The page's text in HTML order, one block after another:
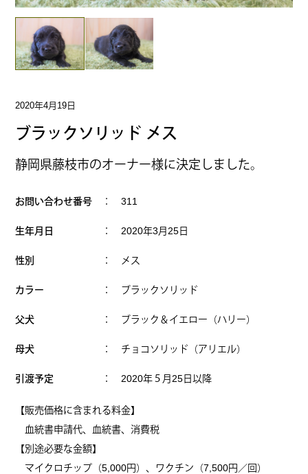
2020年4月19日
ブラックソリッド メス
静岡県藤枝市のオーナー様に決定しました。
お問い合わせ番号 ： 311
生年月日 ： 2020年3月25日
性別 ： メス
カラー ： ブラックソリッド
父犬 ： ブラック＆イエロー（ハリー）
母犬 ： チョコソリッド（アリエル）
引渡予定 ： 2020年５月25日以降
【販売価格に含まれる料金】
血統書申請代、血統書、消費税
【別途必要な金額】
マイクロチップ（5,000円）、ワクチン（7,500円／回）